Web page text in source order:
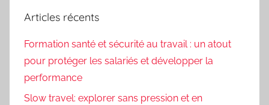
Articles récents
Formation santé et sécurité au travail : un atout
pour protéger les salariés et développer la
performance
Slow travel: explorer sans pression et en